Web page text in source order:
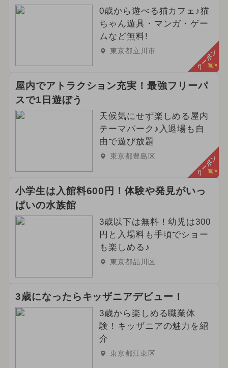
0歳から遊べる猫カフェ♪猫
ちゃん遊具・マンガ・ゲー
ムなど無料!
東京都立川市 クーポン
屋内でアトラクション充実！最強フリーパ
スで1日遊ぼう
天候気にせず楽しめる屋内
テーマパーク♪入退場も自
由で遊び放題
東京都豊島区 クーポン
小学生は入館料600円！体験や発見がいっ
ぱいの水族館
3歳以下は無料！幼児は300
円と入場料も手頃でショー
も楽しめる♪
東京都品川区
3歳になったらキッザニアデビュー！
3歳から楽しめる職業体
験！キッザニアの魅力を紹
介
東京都江東区